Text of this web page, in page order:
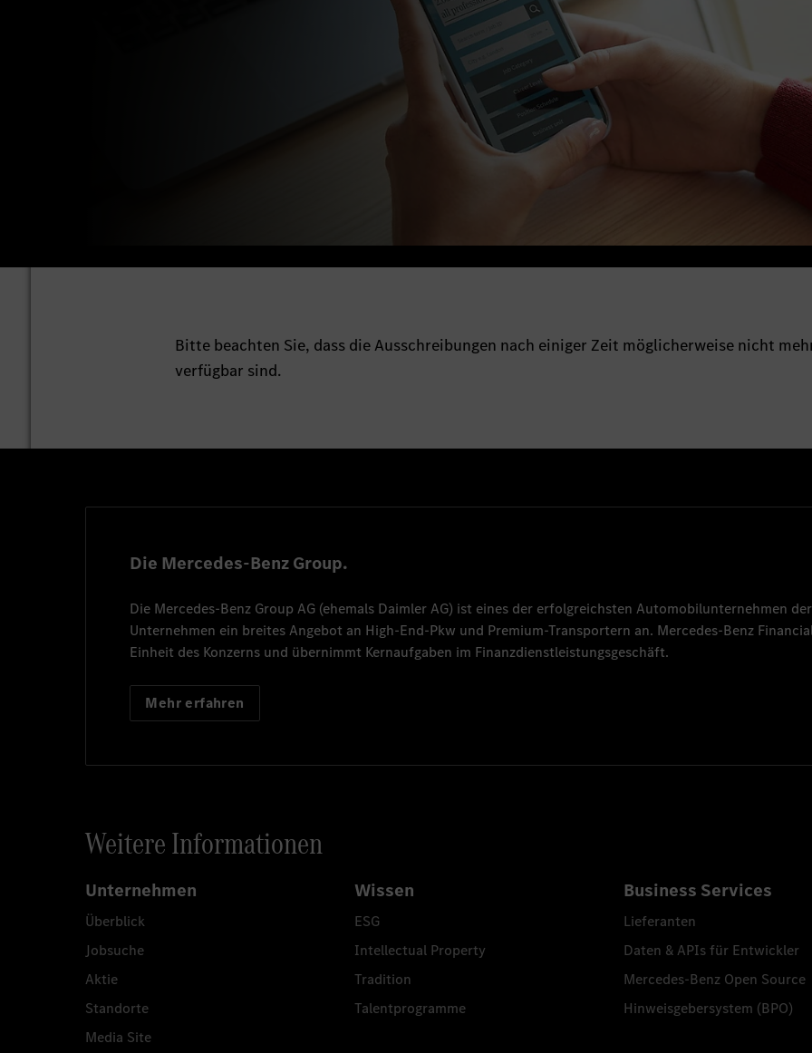
Bitte beachten Sie, dass die Ausschreibungen nach einiger Zeit möglicherweise nicht
verfügbar sind.
Die Mercedes-Benz Group.
Die Mercedes-Benz Group AG (ehemals Daimler AG) ist eines der erfolgreichsten Automobilunternehmen
Unternehmen ein breites Angebot an High-End-Pkw und Premium-Transportern an. Mercedes-Benz
Einheit des Konzerns und übernimmt Kernaufgaben im Finanzdienstleistungsgeschäft.
Mehr erfahren
Weitere Informationen
Unternehmen
Überblick
Jobsuche
Aktie
Standorte
Media Site
Wissen
ESG
Intellectual Property
Tradition
Talentprogramme
Business Services
Lieferanten
Daten & APIs für Entwickler
Mercedes-Benz Open Source
Hinweisgebersystem (BPO)